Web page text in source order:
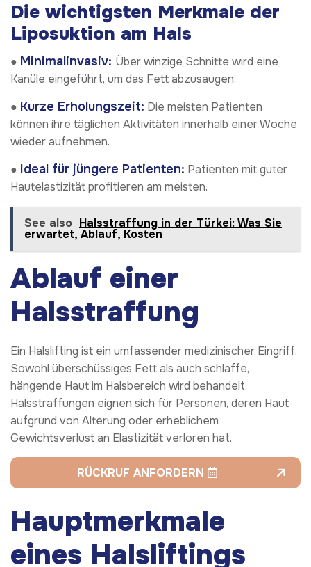
Die wichtigsten Merkmale der
Liposuktion am Hals
● Minimalinvasiv: Über winzige Schnitte wird eine
Kanüle eingeführt, um das Fett abzusaugen.
● Kurze Erholungszeit: Die meisten Patienten
können ihre täglichen Aktivitäten innerhalb einer Woche
wieder aufnehmen.
● Ideal für jüngere Patienten: Patienten mit guter
Hautelastizität profitieren am meisten.
See also Halsstraffung in der Türkei: Was Sie
erwartet, Ablauf, Kosten
Ablauf einer
Halsstraffung
Ein Halslifting ist ein umfassender medizinischer Eingriff.
Sowohl überschüssiges Fett als auch schlaffe,
hängende Haut im Halsbereich wird behandelt.
Halsstraffungen eignen sich für Personen, deren Haut
aufgrund von Alterung oder erheblichem
Gewichtsverlust an Elastizität verloren hat.
RÜCKRUF ANFORDERN
Hauptmerkmale
eines Halsliftings